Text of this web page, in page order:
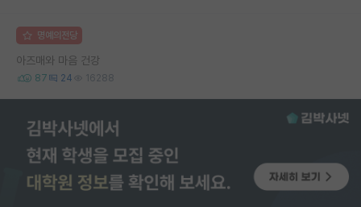
명예의전당
아즈매와 마음 건강
87 24 16288